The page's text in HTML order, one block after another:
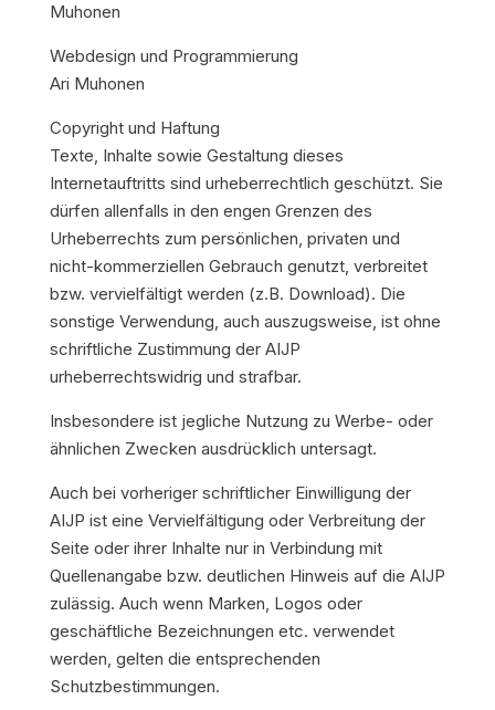
Muhonen
Webdesign und Programmierung
Ari Muhonen
Copyright und Haftung
Texte, Inhalte sowie Gestaltung dieses
Internetauftritts sind urheberrechtlich geschützt. Sie
dürfen allenfalls in den engen Grenzen des
Urheberrechts zum persönlichen, privaten und
nicht-kommerziellen Gebrauch genutzt, verbreitet
bzw. vervielfältigt werden (z.B. Download). Die
sonstige Verwendung, auch auszugsweise, ist ohne
schriftliche Zustimmung der AIJP
urheberrechtswidrig und strafbar.
Insbesondere ist jegliche Nutzung zu Werbe- oder
ähnlichen Zwecken ausdrücklich untersagt.
Auch bei vorheriger schriftlicher Einwilligung der
AIJP ist eine Vervielfältigung oder Verbreitung der
Seite oder ihrer Inhalte nur in Verbindung mit
Quellenangabe bzw. deutlichen Hinweis auf die AIJP
zulässig. Auch wenn Marken, Logos oder
geschäftliche Bezeichnungen etc. verwendet
werden, gelten die entsprechenden
Schutzbestimmungen.